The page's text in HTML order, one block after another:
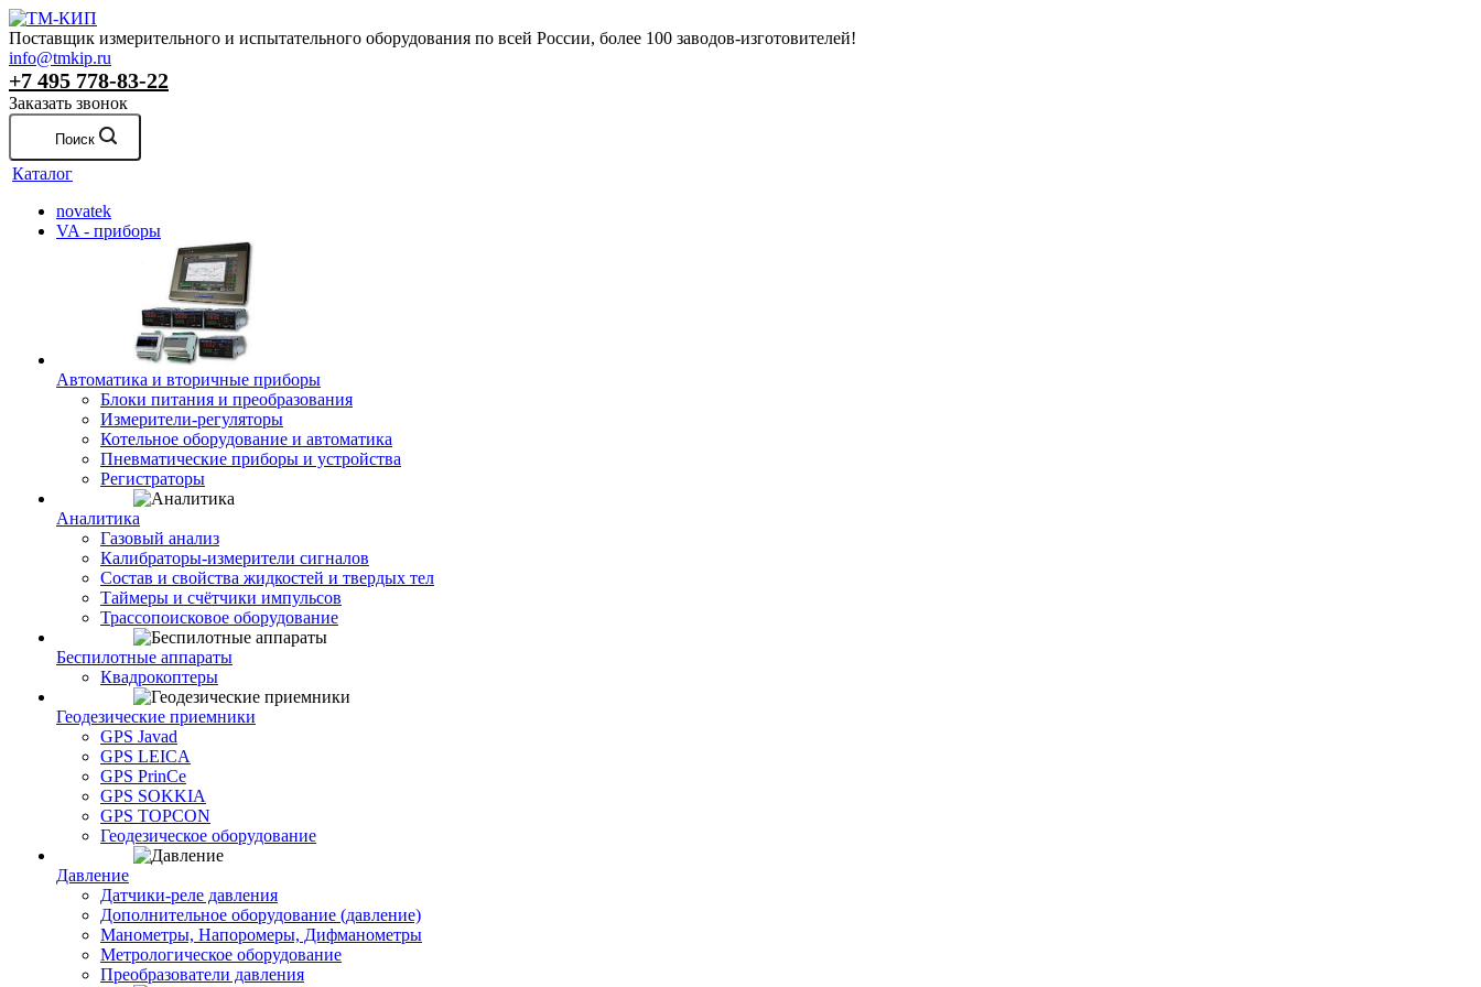
Поставщик измерительного и испытательного оборудования по всей России, более 100 заводов-изготовителей!
info@tmkip.ru
+7 495 778-83-22
Заказать звонок
Поиск
Каталог
novatek
VA - приборы
Автоматика и вторичные приборы
Блоки питания и преобразования
Измерители-регуляторы
Котельное оборудование и автоматика
Пневматические приборы и устройства
Регистраторы
Аналитика
Газовый анализ
Калибраторы-измерители сигналов
Состав и свойства жидкостей и твердых тел
Таймеры и счётчики импульсов
Трассопоисковое оборудование
Беспилотные аппараты
Квадрокоптеры
Геодезические приемники
GPS Javad
GPS LEICA
GPS PrinCe
GPS SOKKIA
GPS TOPCON
Геодезическое оборудование
Давление
Датчики-реле давления
Дополнительное оборудование (давление)
Манометры, Напоромеры, Дифманометры
Метрологическое оборудование
Преобразователи давления